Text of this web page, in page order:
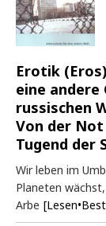
Erotik
eine andere
russischen
Von der
Tugend der
Wir leben im
Planeten
Arbe